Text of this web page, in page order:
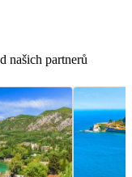
našich partnerů